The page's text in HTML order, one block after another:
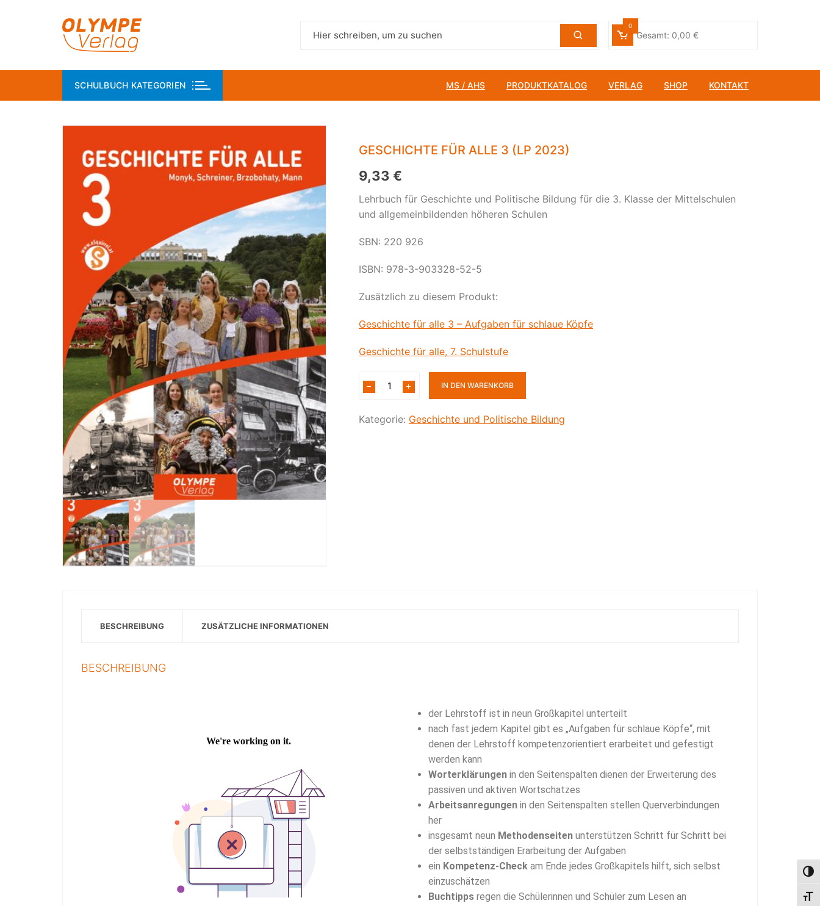
0
Gesamt: 0,00 €
SCHULBUCH KATEGORIEN MS / AHS
Biologie und Umweltbildung
Deutsch
Physik
PRODUKTKATALOG VERLAG SHOP KONTAKT
GESCHICHTE FÜR ALLE 3 (LP 2023)
9,33 €
Lehrbuch für Geschichte und Politische Bildung für die 3. Klasse der Mittelschulen
und allgemeinbildenden höheren Schulen
SBN: 220 926
ISBN: 978-3-903328-52-5
Zusätzlich zu diesem Produkt:
Geschichte für alle 3 – Aufgaben für schlaue Köpfe
Geschichte für alle, 7. Schulstufe
IN DEN WARENKORB
Kategorie: Geschichte und Politische Bildung
BESCHREIBUNG ZUSÄTZLICHE INFORMATIONEN
BESCHREIBUNG
der Lehrstoff ist in neun Großkapitel unterteilt
nach fast jedem Kapitel gibt es „Aufgaben für schlaue Köpfe“, mit
denen der Lehrstoff kompetenzorientiert erarbeitet und gefestigt
werden kann
Worterklärungen in den Seitenspalten dienen der Erweiterung des
passiven und aktiven Wortschatzes
Arbeitsanregungen in den Seitenspalten stellen Querverbindungen
her
insgesamt neun Methodenseiten unterstützen Schritt für Schritt bei
der selbstständigen Erarbeitung der Aufgaben
ein Kompetenz-Check am Ende jedes Großkapitels hilft, sich selbst
einzuschätzen
Buchtipps regen die Schülerinnen und Schüler zum Lesen an